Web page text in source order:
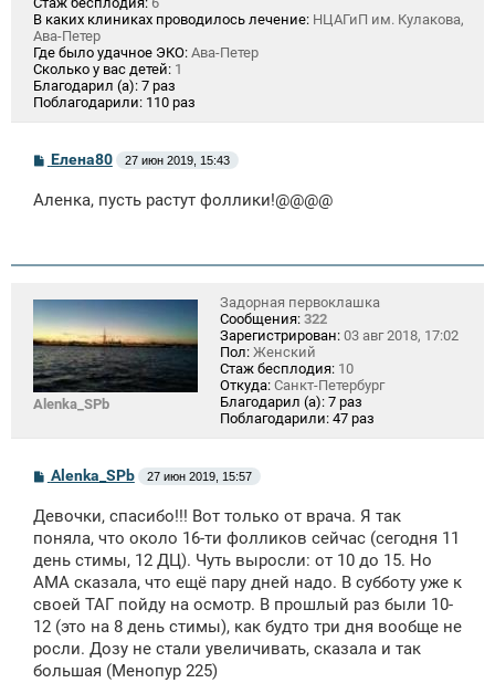
В каких клиниках проводилось лечение: НЦАГиП им. Кулакова,
Ава-Петер
Где было удачное ЭКО: Ава-Петер
Сколько у вас детей: 1
Благодарил (а): 7 раз
Поблагодарили: 110 раз
С
б
и
Елена80 27 июн 2019, 15:43
Аленка, пусть растут фоллики!@@@@
Alenka_SPb
Задорная первоклашка
Сообщения: 322
Зарегистрирован: 03 авг 2018, 17:02
Пол: Женский
Стаж бесплодия: 10
Откуда: Санкт-Петербург
Благодарил (а): 7 раз
Поблагодарили: 47 раз
С
б
щ
н
и
Alenka_SPb 27 июн 2019, 15:57
Девочки, спасибо!!! Вот только от врача. Я так
поняла, что около 16-ти фолликов сейчас (сегодня 11
день стимы, 12 ДЦ). Чуть выросли: от 10 до 15. Но
АМА сказала, что ещё пару дней надо. В субботу уже к
своей ТАГ пойду на осмотр. В прошлый раз были 10-
12 (это на 8 день стимы), как будто три дня вообще не
росли. Дозу не стали увеличивать, сказала и так
большая (Менопур 225)